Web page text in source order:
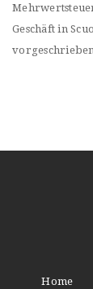
Geschäft in
Home